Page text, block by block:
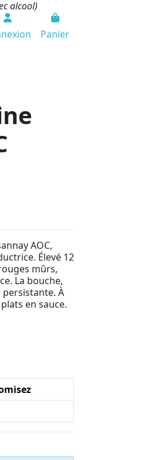
alcool)
Panier
AOC,
Élevé 12
mûrs,
La bouche,
À
en sauce.